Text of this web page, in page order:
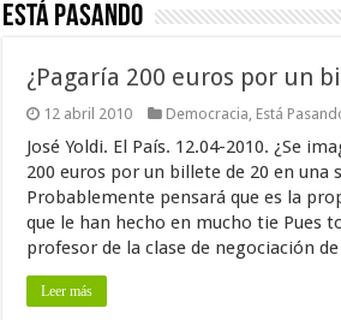
Está Pasando
¿Pagaría 200 euros por un
12 abril 2010 Democracia, Está
José Yoldi. El País. 12.04-2010. ¿Se
200 euros por un billete de 20 en una
Probablemente pensará que es la
que le han hecho en mucho tie Pues
profesor de la clase de negociación
Leer más